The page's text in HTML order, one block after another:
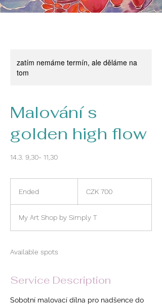
zatím nemáme termín, ale děláme na
tom
Malování s
golden high flow
14.3. 9,30- 11,30
Ended
e
d
korunas
CZK 700
My Art Shop by Simply T
Available spots
Service Description
Sobotní malovací dílna pro nadšence do